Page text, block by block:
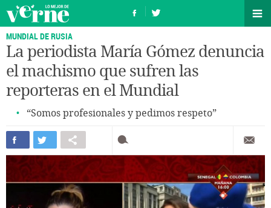
MUNDIAL DE RUSIA
La periodista María Gómez denuncia
el machismo que sufren las
reporteras en el Mundial
“Somos profesionales y pedimos respeto”